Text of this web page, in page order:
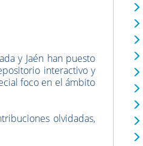
y Jaén han puesto
interactivo y
foco en el ámbito
olvidadas,